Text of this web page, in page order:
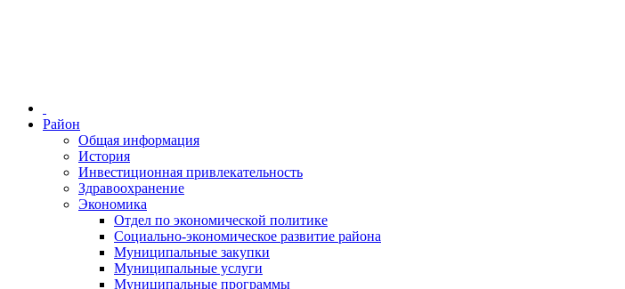
Район
Общая информация
История
Инвестиционная привлекательность
Здравоохранение
Экономика
Отдел по экономической политике
Социально-экономическое развитие района
Муниципальные закупки
Муниципальные услуги
Муниципальные программы